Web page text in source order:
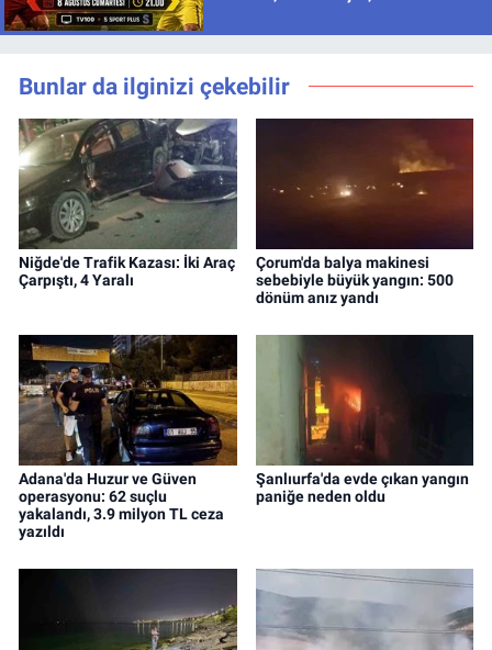
Bunlar da ilginizi çekebilir
Niğde'de Trafik Kazası: İki Araç
Çarpıştı, 4 Yaralı
Çorum'da balya makinesi
sebebiyle büyük yangın: 500
dönüm anız yandı
Adana'da Huzur ve Güven
operasyonu: 62 suçlu
yakalandı, 3.9 milyon TL ceza
yazıldı
Şanlıurfa'da evde çıkan yangın
paniğe neden oldu